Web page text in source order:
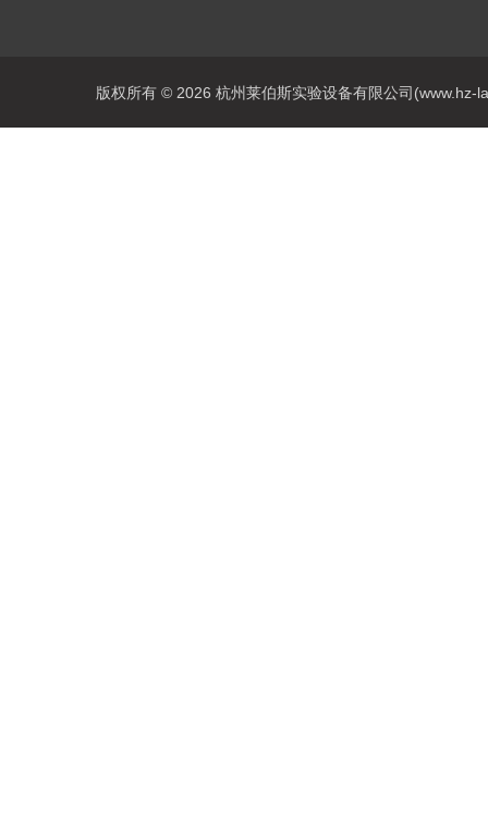
版权所有 © 2026 杭州莱伯斯实验设备有限公司